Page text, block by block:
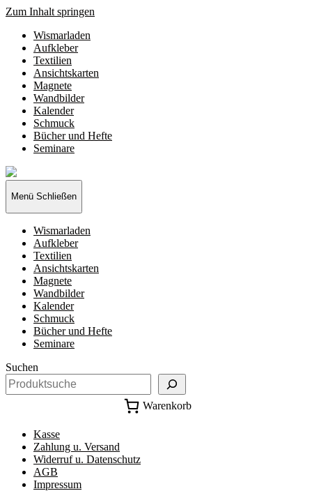
Zum Inhalt springen
Wismarladen
Aufkleber
Textilien
Ansichtskarten
Magnete
Wandbilder
Kalender
Schmuck
Bücher und Hefte
Seminare
Wismarladen
-
deine
Produzentengemeinschaft
Menü Schließen
Wismarladen
Aufkleber
Textilien
Ansichtskarten
Magnete
Wandbilder
Kalender
Schmuck
Bücher und Hefte
Seminare
Suchen
Warenkorb
Kasse
Zahlung u. Versand
Widerruf u. Datenschutz
AGB
Impressum